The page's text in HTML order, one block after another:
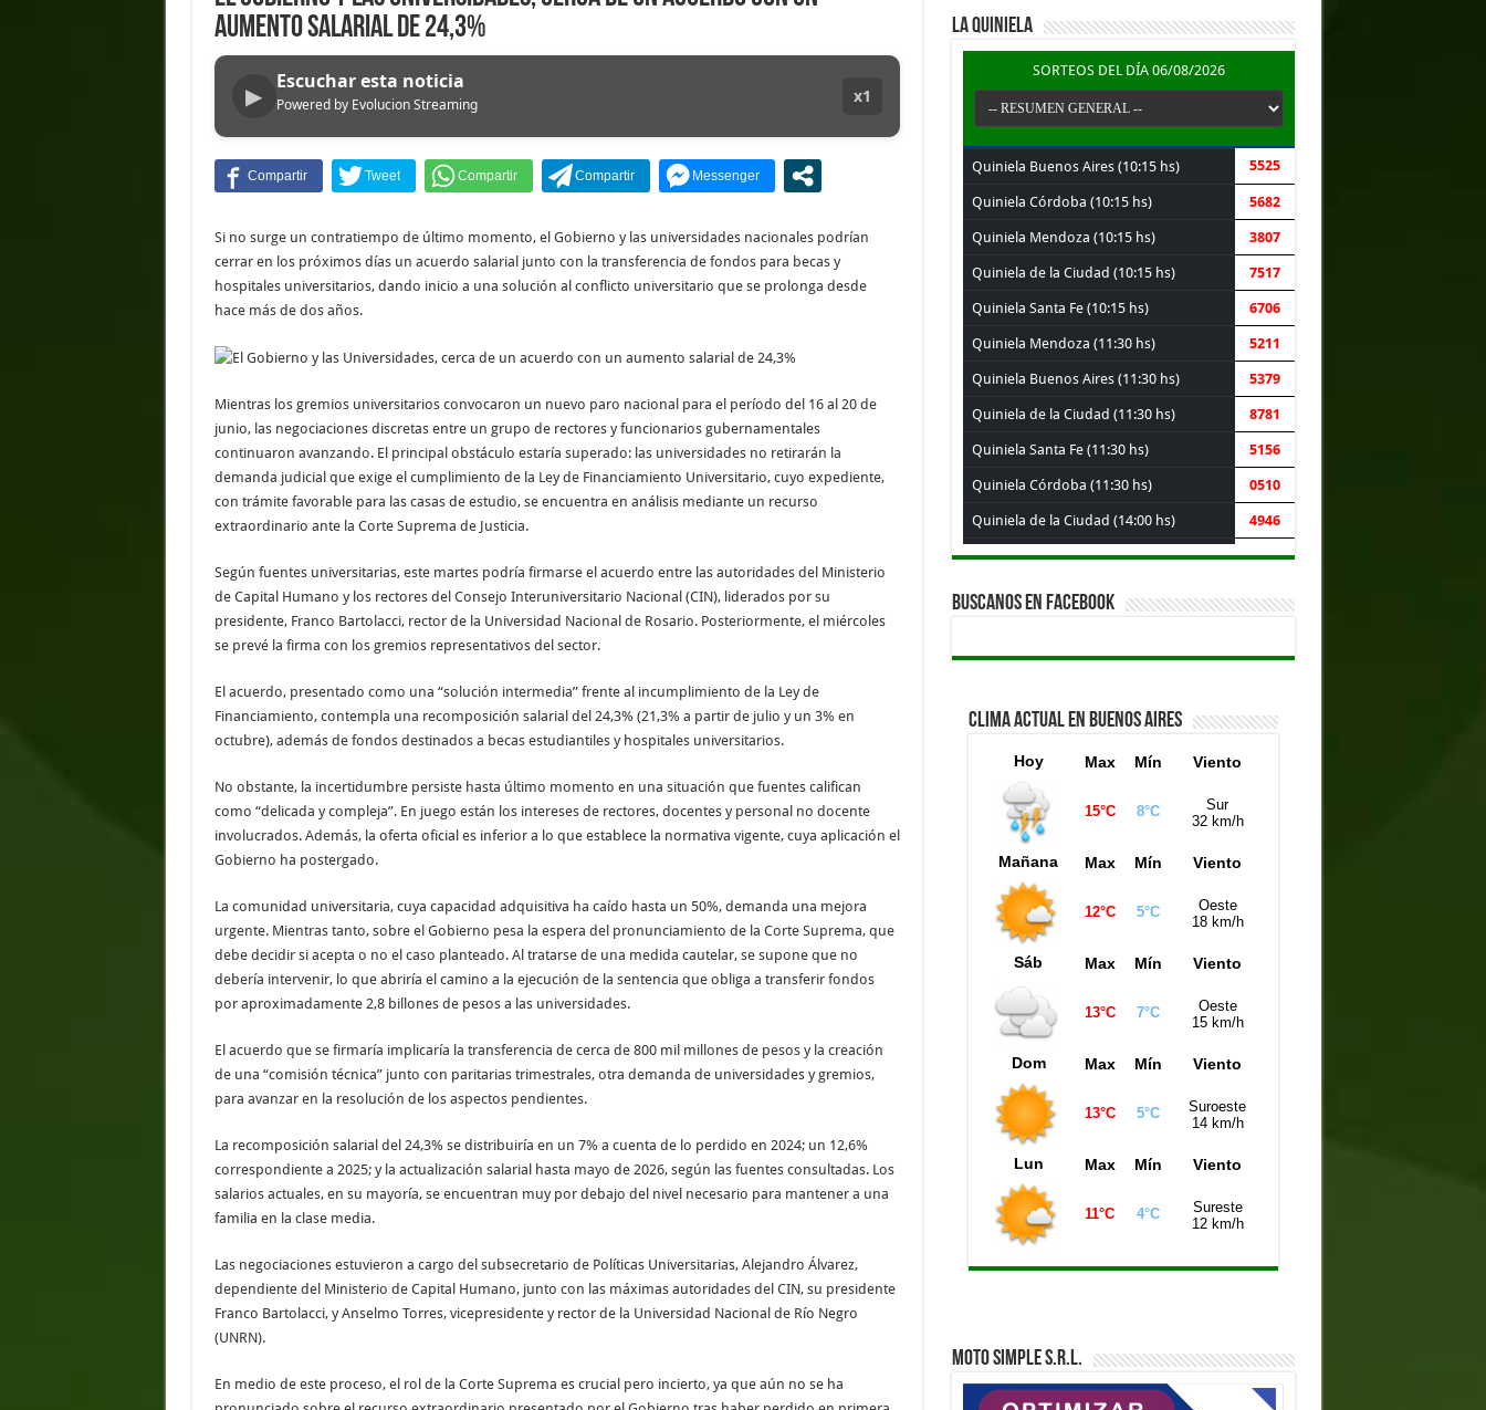
aumento salarial de 24,3%
▶
Escuchar esta noticia
Powered by Evolucion Streaming x1
Si no surge un contratiempo de último momento, el Gobierno y las universidades nacionales podrían
cerrar en los próximos días un acuerdo salarial junto con la transferencia de fondos para becas y
hospitales universitarios, dando inicio a una solución al conflicto universitario que se prolonga desde
hace más de dos años.
Mientras los gremios universitarios convocaron un nuevo paro nacional para el período del 16 al 20 de
junio, las negociaciones discretas entre un grupo de rectores y funcionarios gubernamentales
continuaron avanzando. El principal obstáculo estaría superado: las universidades no retirarán la
demanda judicial que exige el cumplimiento de la Ley de Financiamiento Universitario, cuyo expediente,
con trámite favorable para las casas de estudio, se encuentra en análisis mediante un recurso
extraordinario ante la Corte Suprema de Justicia.
Según fuentes universitarias, este martes podría firmarse el acuerdo entre las autoridades del Ministerio
de Capital Humano y los rectores del Consejo Interuniversitario Nacional (CIN), liderados por su
presidente, Franco Bartolacci, rector de la Universidad Nacional de Rosario. Posteriormente, el miércoles
se prevé la firma con los gremios representativos del sector.
El acuerdo, presentado como una “solución intermedia” frente al incumplimiento de la Ley de
Financiamiento, contempla una recomposición salarial del 24,3% (21,3% a partir de julio y un 3% en
octubre), además de fondos destinados a becas estudiantiles y hospitales universitarios.
No obstante, la incertidumbre persiste hasta último momento en una situación que fuentes califican
como “delicada y compleja”. En juego están los intereses de rectores, docentes y personal no docente
involucrados. Además, la oferta oficial es inferior a lo que establece la normativa vigente, cuya aplicación el
Gobierno ha postergado.
La comunidad universitaria, cuya capacidad adquisitiva ha caído hasta un 50%, demanda una mejora
urgente. Mientras tanto, sobre el Gobierno pesa la espera del pronunciamiento de la Corte Suprema, que
debe decidir si acepta o no el caso planteado. Al tratarse de una medida cautelar, se supone que no
debería intervenir, lo que abriría el camino a la ejecución de la sentencia que obliga a transferir fondos
por aproximadamente 2,8 billones de pesos a las universidades.
El acuerdo que se firmaría implicaría la transferencia de cerca de 800 mil millones de pesos y la creación
de una “comisión técnica” junto con paritarias trimestrales, otra demanda de universidades y gremios,
para avanzar en la resolución de los aspectos pendientes.
La recomposición salarial del 24,3% se distribuiría en un 7% a cuenta de lo perdido en 2024; un 12,6%
correspondiente a 2025; y la actualización salarial hasta mayo de 2026, según las fuentes consultadas. Los
salarios actuales, en su mayoría, se encuentran muy por debajo del nivel necesario para mantener a una
familia en la clase media.
Las negociaciones estuvieron a cargo del subsecretario de Políticas Universitarias, Alejandro Álvarez,
dependiente del Ministerio de Capital Humano, junto con las máximas autoridades del CIN, su presidente
Franco Bartolacci, y Anselmo Torres, vicepresidente y rector de la Universidad Nacional de Río Negro
(UNRN).
En medio de este proceso, el rol de la Corte Suprema es crucial pero incierto, ya que aún no se ha
LA QUINIELA
SORTEOS DEL DÍA 06/08/2026
Quiniela Buenos Aires (10:15 hs) 5525
Quiniela Córdoba (10:15 hs) 5682
Quiniela Mendoza (10:15 hs) 3807
Quiniela de la Ciudad (10:15 hs) 7517
Quiniela Santa Fe (10:15 hs) 6706
Quiniela Mendoza (11:30 hs) 5211
Quiniela Buenos Aires (11:30 hs) 5379
Quiniela de la Ciudad (11:30 hs) 8781
Quiniela Santa Fe (11:30 hs) 5156
Quiniela Córdoba (11:30 hs) 0510
Quiniela de la Ciudad (14:00 hs) 4946
Quiniela Buenos Aires (14:00 hs) 1902
Quiniela Santa Fe (14:00 hs)
Quiniela Mendoza (14:00 hs) 4746
1815
BUSCANOS EN FACEBOOK
CLIMA ACTUAL EN BUENOS AIRES
Hoy Max Mín Viento
15°C 8°C
Sur
32 km/h
Mañana Max Mín Viento
12°C 5°C
Oeste
18 km/h
Sáb Max Mín Viento
13°C 7°C
Oeste
15 km/h
Dom Max Mín Viento
13°C 5°C
Suroeste
14 km/h
Lun Max Mín Viento
11°C 4°C
Sureste
12 km/h
MOTO SIMPLE S.R.L.